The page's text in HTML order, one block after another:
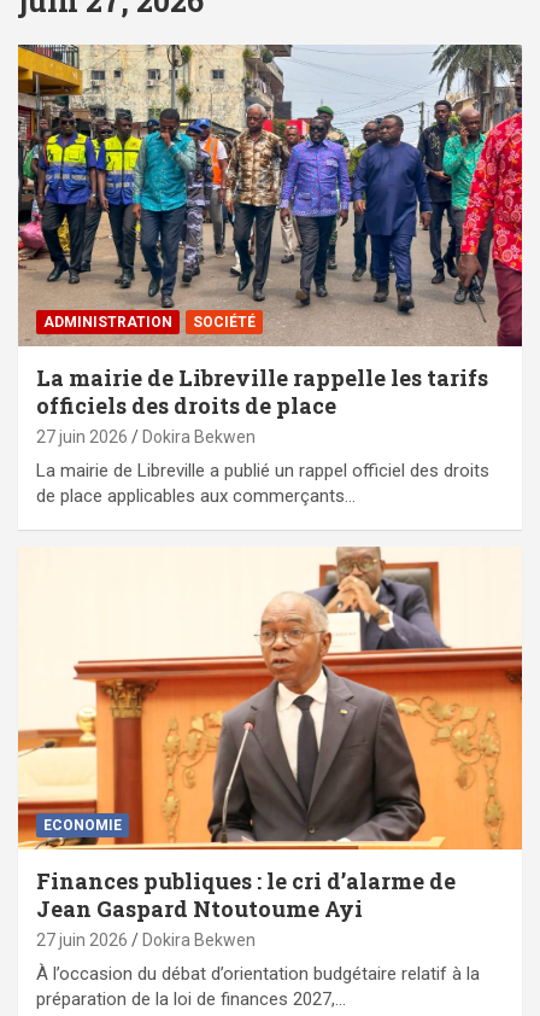
ADMINISTRATION SOCIÉTÉ
La mairie de Libreville rappelle les tarifs
officiels des droits de place
27 juin 2026 Dokira Bekwen
La mairie de Libreville a publié un rappel officiel des droits
de place applicables aux commerçants…
ECONOMIE
Finances publiques : le cri d’alarme de
Jean Gaspard Ntoutoume Ayi
27 juin 2026 Dokira Bekwen
À l’occasion du débat d’orientation budgétaire relatif à la
préparation de la loi de finances 2027,…